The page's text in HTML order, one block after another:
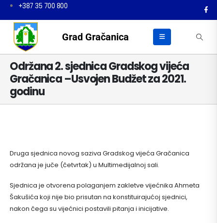
+387 35 700 800
Grad Gračanica
Održana 2. sjednica Gradskog vijeća
Gračanica –Usvojen Budžet za 2021.
godinu
Druga sjednica novog saziva Gradskog vijeća Gračanica
održana je juče (četvrtak) u Multimedijalnoj sali.
Sjednica je otvorena polaganjem zakletve vijećnika Ahmeta
Šakušića koji nije bio prisutan na konstituirajućoj sjednici,
nakon čega su vijećnici postavili pitanja i inicijative.